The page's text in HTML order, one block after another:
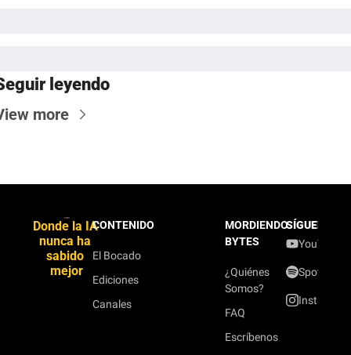
leyendo
more
Donde la IA
nunca ha
sabido
mejor
CONTENIDO
El Bocado
Ediciones
Canales
MORDIENDO
BYTES
¿Quiénes
Somos?
FAQ
Escríbenos
SÍGUENOS
YouTube
Spotify
Instagram